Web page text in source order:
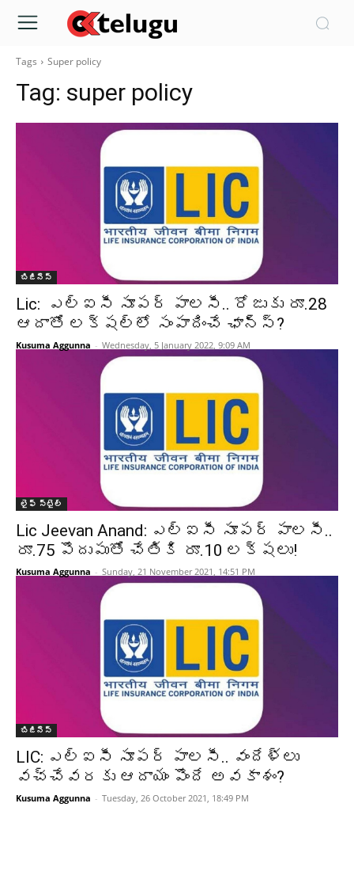
Tags Super policy
Tag: super policy
బిజినెస్
Lic: ఎల్ఐసీ సూపర్ పాలసీ.. రోజుకు రూ.28
ఆదాతో లక్షల్లో సంపాదించే ఛాన్స్?
Kusuma Aggunna - Wednesday, 5 January 2022, 9:09 AM
లైఫ్ స్టైల్
Lic Jeevan Anand: ఎల్‌ఐసీ సూపర్ పాలసీ..
రూ.75 పొదుపుతో చేతికి రూ.10 లక్షలు!
Kusuma Aggunna - Sunday, 21 November 2021, 14:51 PM
బిజినెస్
LIC: ఎల్ఐసీ సూపర్ పాలసీ.. వందేళ్లు
వచ్చేవరకు ఆదాయం పొందే అవకాశం?
Kusuma Aggunna - Tuesday, 26 October 2021, 18:49 PM